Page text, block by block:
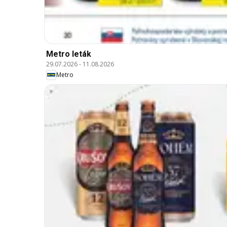
Metro leták
29.07.2026- 11.08.2026
Metro